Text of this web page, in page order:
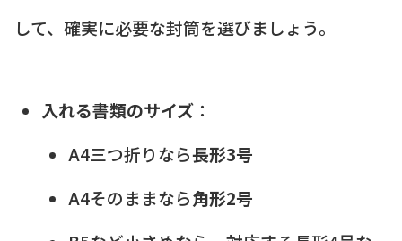
して、確実に必要な封筒を選びましょう。
入れる書類のサイズ：
A4三つ折りなら長形3号
A4そのままなら角形2号